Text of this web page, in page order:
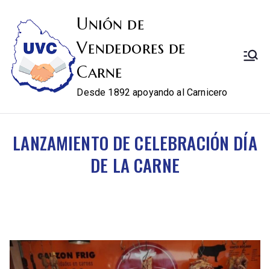
Unión de
Vendedores de
Carne
Desde 1892 apoyando al Carnicero
LANZAMIENTO DE CELEBRACIÓN DÍA
DE LA CARNE